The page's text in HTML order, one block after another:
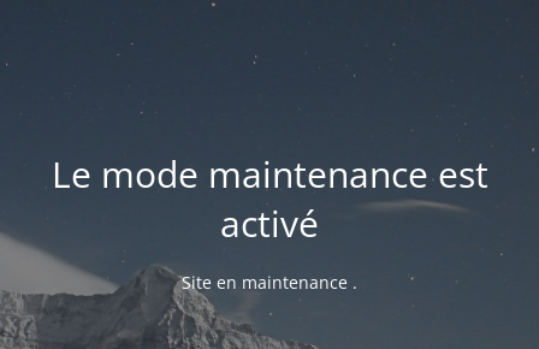
Le mode maintenance est
activé
Site en maintenance .